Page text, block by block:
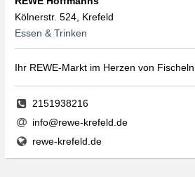
Kölnerstr. 524, Krefeld
Essen & Trinken
Ihr REWE-Markt im Herzen von Fischeln
2151938216
info@rewe-krefeld.de
rewe-krefeld.de